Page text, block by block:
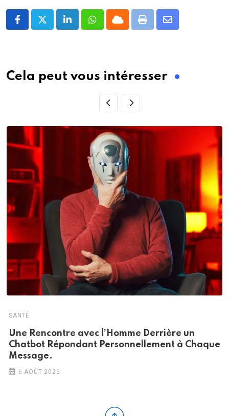
LinkedInWhatsapp
CloudPrint
Share
Cela peut vous intéresser
SANTÉ
Une Rencontre avec l’Homme Derrière un
Chatbot Répondant Personnellement à Chaque
Message.
6 AOÛT 2026